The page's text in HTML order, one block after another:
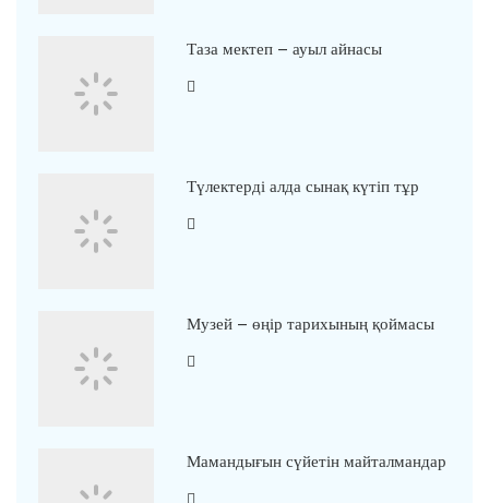
Таза мектеп – ауыл айнасы
Түлектерді алда сынақ күтіп тұр
Музей – өңір тарихының қоймасы
Мамандығын сүйетін майталмандар